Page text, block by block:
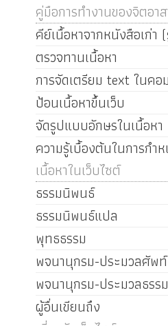
คู่มือการทำงานของจิตอา
คีย์เนื้อหาจากหนังสือเก่า
ตรวจทานเนื้อหา
การจัดเตรียม text ในคอ
ป้อนเนื้อหาขึ้นเว็บ
จัดรูปแบบอักษรในเนื้อหา
ความรู้เบื้องต้นในการกำ
เนื้อหาในเว็บไซต์
ธรรมนิพนธ์
ธรรมนิพนธ์แปล
พุทธธรรม
พจนานุกรม-ประมวลศัพท์
พจนานุกรม-ประมวลธรรม
ผู้อื่นเขียนถึง